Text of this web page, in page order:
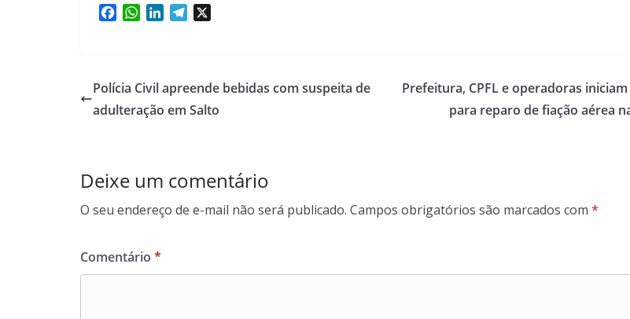
b
o
W
s
p
e
d
g
a
Polícia Civil apreende bebidas com suspeita de
adulteração em Salto
Prefeitura, CPFL e operadoras
para reparo de fiação aérea
Deixe um comentário
O seu endereço de e-mail não será publicado. Campos obrigatórios são marcados com *
Comentário *